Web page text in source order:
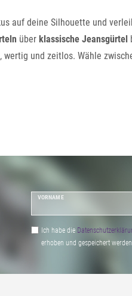
auf deine Silhouette und
über klassische Jeansgürtel
wertig und zeitlos. Wähle
VORNAME
Ich habe die
erhoben und gespeichert